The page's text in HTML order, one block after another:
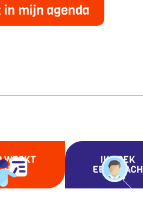
in mijn agenda
WERKT
HET
IK ZOEK
EEN COACH